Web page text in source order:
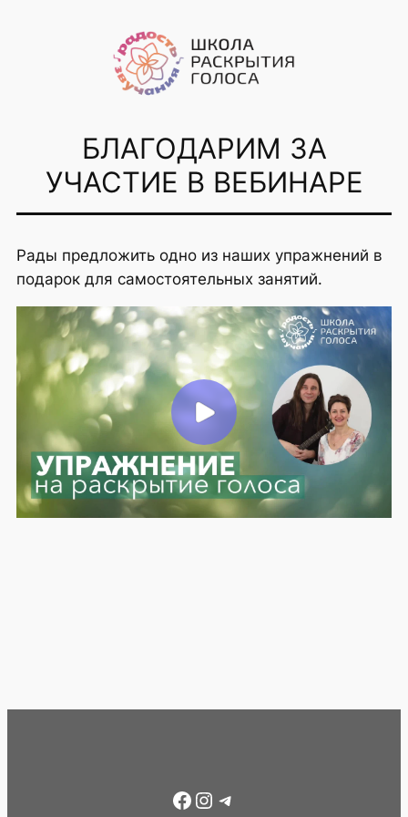
БЛАГОДАРИМ ЗА
УЧАСТИЕ В ВЕБИНАРЕ
Рады предложить одно из наших упражнений в
подарок для самостоятельных занятий.
Facebook
Instagram
Telegram